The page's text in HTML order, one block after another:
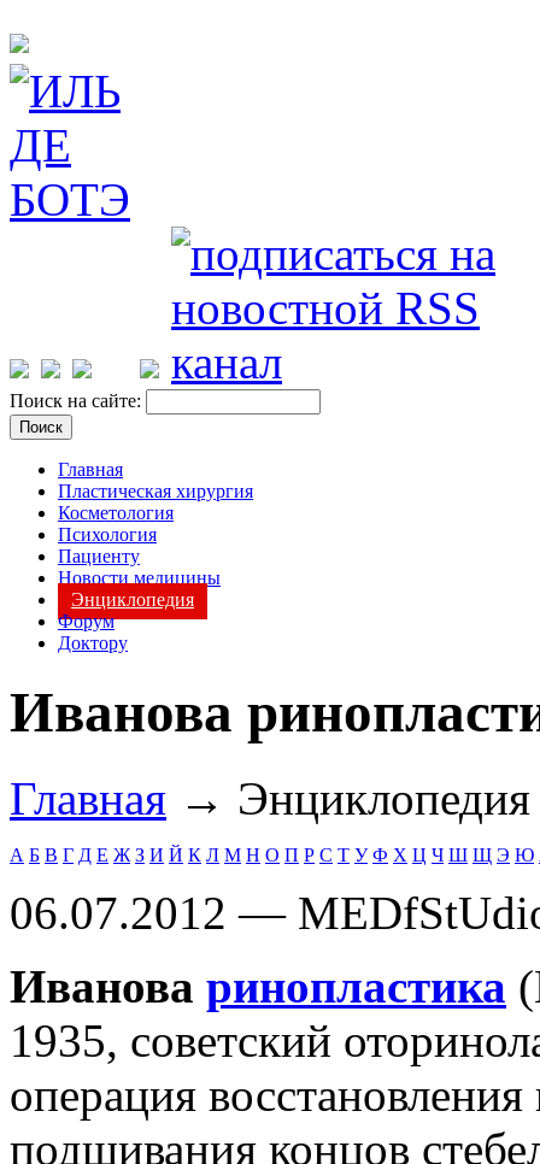
Поиск на сайте:
Главная
Пластическая хирургия
Косметология
Психология
Пациенту
Новости медицины
Энциклопедия
Форум
Доктору
Иванова
Главная →
А Б В Г Д Е Ж З И Й К Л М Н О П Р С Т У Ф Х Ц Ч Ш Щ Э Ю
06.07.2012 —
Иванова ринопластика
1935, советский
операция
подшивания концов